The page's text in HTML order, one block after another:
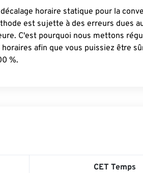
horaire statique pour la
est sujette à des erreurs dues
C'est pourquoi nous mettons
afin que vous puissiez être
%.
CET Temps